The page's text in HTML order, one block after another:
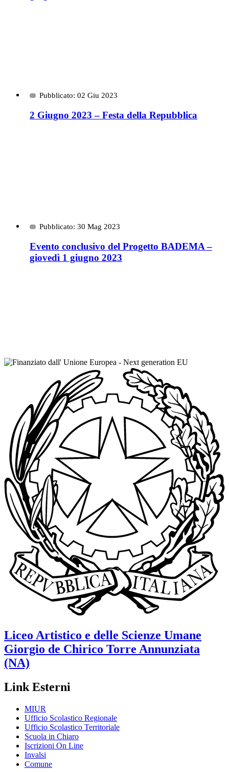
Pubblicato: 02 Giu 2023
2 Giugno 2023 – Festa della Repubblica
Pubblicato: 30 Mag 2023
Evento conclusivo del Progetto BADEMA –
giovedì 1 giugno 2023
Liceo Artistico e delle Scienze Umane
Giorgio de Chirico Torre Annunziata
(NA)
Link Esterni
MIUR
Ufficio Scolastico Regionale
Ufficio Scolastico Territoriale
Scuola in Chiaro
Iscrizioni On Line
Invalsi
Comune